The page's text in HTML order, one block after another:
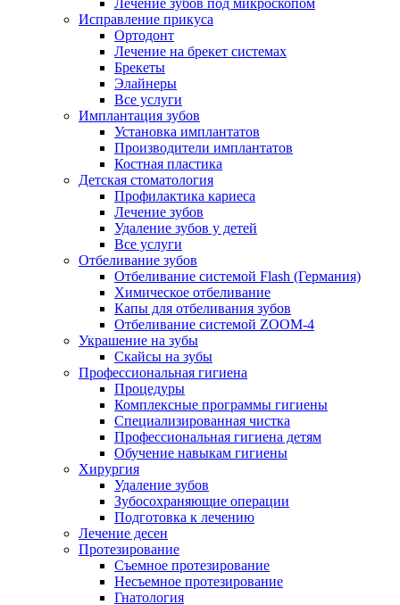
Лечение зубов под микроскопом
Исправление прикуса
Ортодонт
Лечение на брекет системах
Брекеты
Элайнеры
Все услуги
Имплантация зубов
Установка имплантатов
Производители имплантатов
Костная пластика
Детская стоматология
Профилактика кариеса
Лечение зубов
Удаление зубов у детей
Все услуги
Отбеливание зубов
Отбеливание системой Flash (Германия)
Химическое отбеливание
Капы для отбеливания зубов
Отбеливание системой ZOOM-4
Украшение на зубы
Скайсы на зубы
Профессиональная гигиена
Процедуры
Комплексные программы гигиены
Специализированная чистка
Профессиональная гигиена детям
Обучение навыкам гигиены
Хирургия
Удаление зубов
Зубосохраняющие операции
Подготовка к лечению
Лечение десен
Протезирование
Съемное протезирование
Несъемное протезирование
Гнатология